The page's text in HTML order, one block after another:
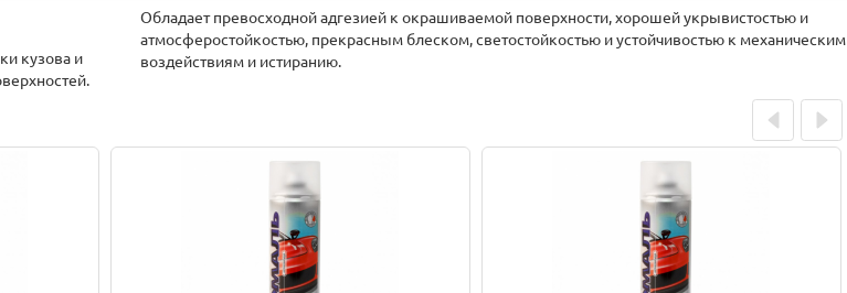
кузова и
Обладает превосходной адгезией к окрашиваемой поверхности, хорошей укрывистостью и
атмосферостойкостью, прекрасным блеском, светостойкостью и устойчивостью к механическим
воздействиям и истиранию.
Prev Next